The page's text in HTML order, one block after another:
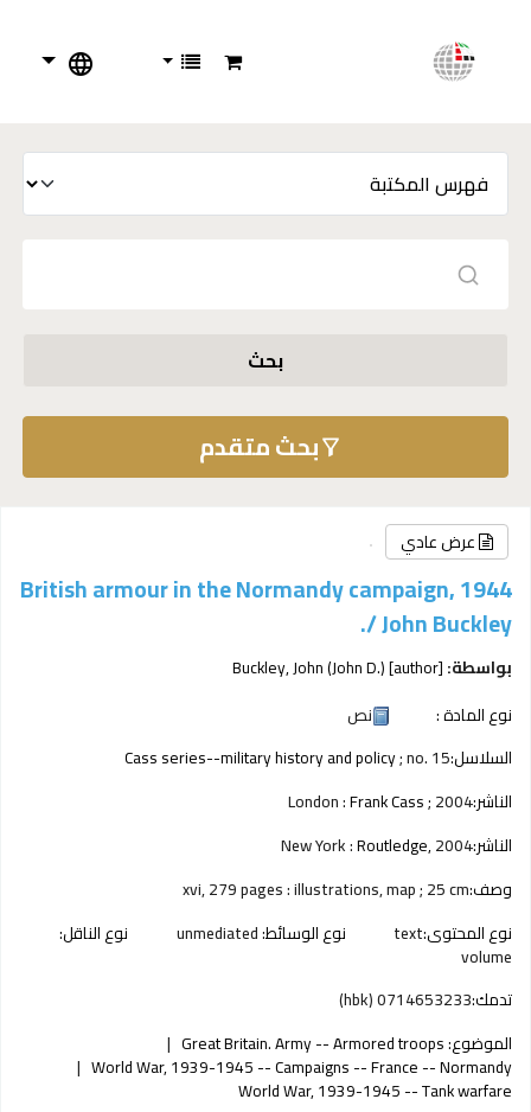
بحث
بحث متقدم
عرض عادي
British armour in the Normandy campaign, 1944
/John Buckley.
بواسطة: Buckley, John (John D.)[author]
نوع المادة :
نص
السلاسل:
Cass series--military history and policy; no. 15
الناشر:
London :Frank Cass ;2004
الناشر:
New York :Routledge,2004
وصف:xvi, 279 pages : illustrations, map ; 25 cm
نوع المحتوى:text نوع الوسائط:unmediated نوع الناقل:
volume
تدمك:0714653233 (hbk)
الموضوع:Great Britain. Army -- Armored troops
World War, 1939-1945 -- Campaigns -- France -- Normandy
World War, 1939-1945 -- Tank warfare